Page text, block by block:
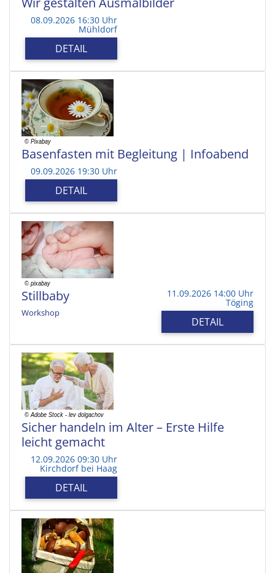
08.09.2026 16:30 Uhr
Mühldorf
DETAIL
Basenfasten mit Begleitung | Infoabend
09.09.2026 19:30 Uhr
DETAIL
Stillbaby
Workshop
11.09.2026 14:00 Uhr
Töging
DETAIL
Sicher handeln im Alter – Erste Hilfe
leicht gemacht
12.09.2026 09:30 Uhr
Kirchdorf bei Haag
DETAIL